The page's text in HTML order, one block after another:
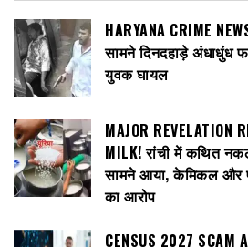
HARYANA CRIME
सामने दिनदहाड़े अंधाधुंध
युवक घायल
MAJOR REVELATION
MILK! रांची में कथित
सामने आया, केमिकल और
का आरोप
CENSUS 2027 SCAM